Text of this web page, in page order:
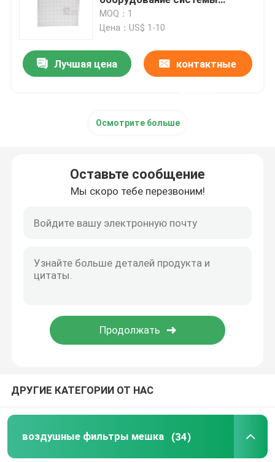
Блок фильтра ФФУ вентилятора
Ливень воздуха чистой комнаты
высокотемпературный воздушный фильтр
плиссированные воздушные фильтры
фильтры очистителя воздуха
коробка пропуска
вентиляции свежего воздуха
MOQ：1
Цена：US$ 1-10
Лучшая цена контактные
Осмотрите больше
Оставьте сообщение
Мы скоро тебе перезвоним!
ДРУГИЕ КАТЕГОРИИ ОТ НАС
воздушные фильтры мешка (34)